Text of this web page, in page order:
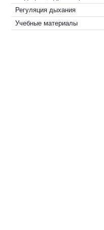
Регуляция дыхания
Учебные материалы